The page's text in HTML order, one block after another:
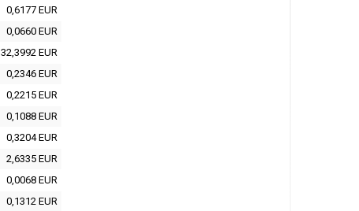
0,6177 EUR
0,0660 EUR
32,3992 EUR
0,2346 EUR
0,2215 EUR
0,1088 EUR
0,3204 EUR
2,6335 EUR
0,0068 EUR
0,1312 EUR